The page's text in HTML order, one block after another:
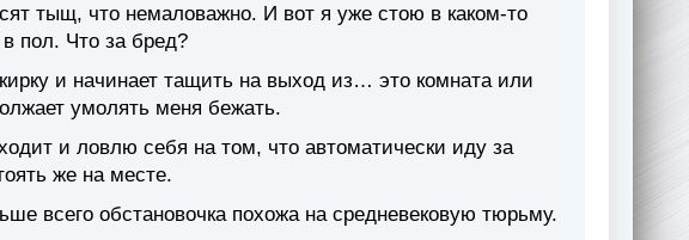
тыщ, что немаловажно. И вот я уже стою в каком-то
пол. Что за бред?
и начинает тащить на выход из… это комната или
умолять меня бежать.
и ловлю себя на том, что автоматически иду за
же на месте.
всего обстановочка похожа на средневековую тюрьму.